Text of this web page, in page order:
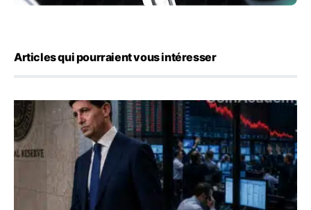
Articles qui pourraient vous intéresser
Kevin Warsh maintient sa communication minimaliste